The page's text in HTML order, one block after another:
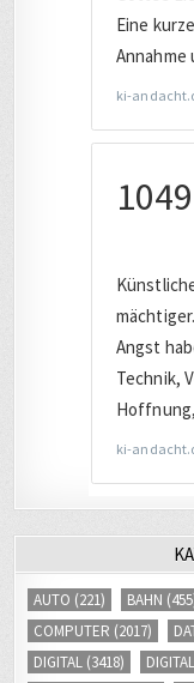
AUTO (221) BAHN
COMPUTER (2017)
DIGITAL (3418)